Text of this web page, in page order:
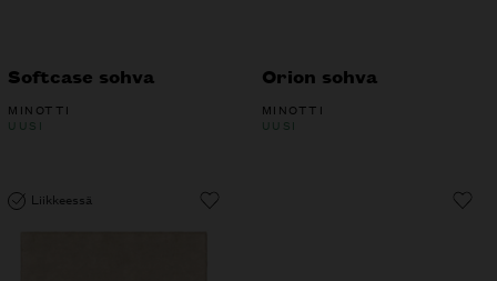
Softcase sohva
MINOTTI
UUSI
Orion sohva
MINOTTI
UUSI
Liikkeessä